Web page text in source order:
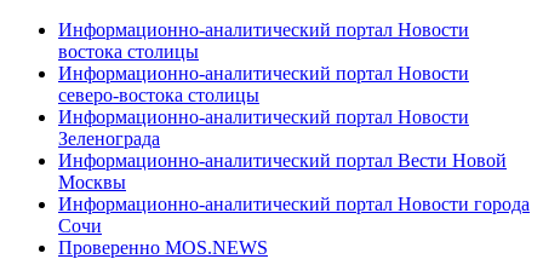
Информационно-аналитический портал Новости
востока столицы
Информационно-аналитический портал Новости
северо-востока столицы
Информационно-аналитический портал Новости
Зеленограда
Информационно-аналитический портал Вести Новой
Москвы
Информационно-аналитический портал Новости города
Сочи
Проверенно MOS.NEWS